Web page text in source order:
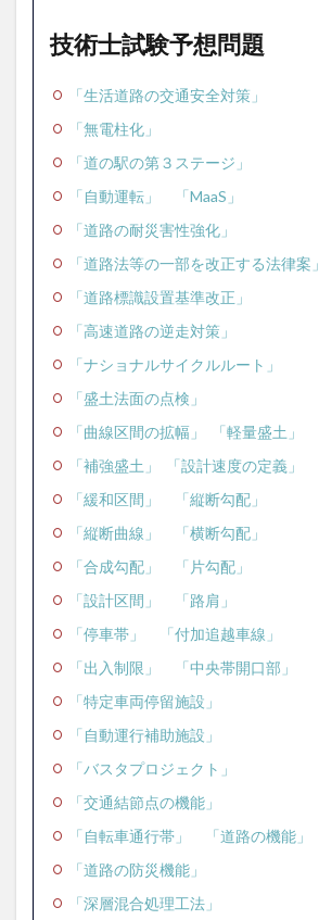
士試
験キ
ード
4
論文
プレ
過去
察・
技術士試験予想問題
「生活道路の交通安全対策」
「無電柱化」
「道の駅の第３ステージ」
「自動運転」
「MaaS」
「道路の耐災害性強化」
「道路法等の一部を改正する法律案」
「道路標識設置基準改正」
「高速道路の逆走対策」
「ナショナルサイクルルート」
「盛土法面の点検」
「曲線区間の拡幅」
「軽量盛土」
「補強盛土」
「設計速度の定義」
「緩和区間」
「縦断勾配」
「縦断曲線」
「横断勾配」
「合成勾配」
「片勾配」
「設計区間」
「路肩」
「停車帯」
「付加追越車線」
「出入制限」
「中央帯開口部」
「特定車両停留施設」
「自動運行補助施設」
「バスタプロジェクト」
「交通結節点の機能」
「自転車通行帯」
「道路の機能」
「道路の防災機能」
「深層混合処理工法」